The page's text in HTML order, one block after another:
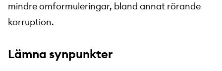
mindre omformuleringar, bland annat rörande
korruption.
Lämna synpunkter